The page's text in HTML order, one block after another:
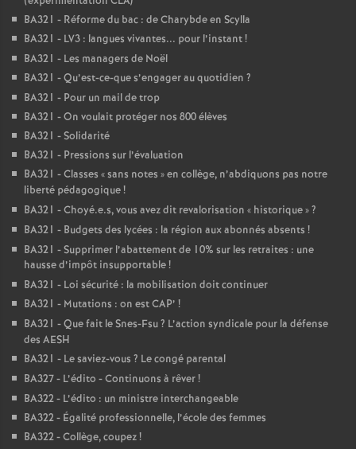
BA321 - Réforme du bac : de Charybde en Scylla
BA321 - LV3 : langues vivantes... pour l’instant!
BA321 - Les managers de Noël
BA321 - Qu’est-ce-que s’engager au quotidien ?
BA321 - Pour un mail de trop
BA321 - On voulait protéger nos 800 élèves
BA321 - Solidarité
BA321 - Pressions sur l’évaluation
BA321 - Classes «sans notes » en collège, n’abdiquons pas notre
liberté pédagogique!
BA321 - Choyé.e.s, vous avez dit revalorisation « historique»?
BA321 - Budgets des lycées : la région aux abonnés absents !
BA321 - Supprimer l’abattement de 10% sur les retraites : une
hausse d’impôt insupportable!
BA321 - Loi sécurité : la mobilisation doit continuer
BA321 - Mutations : on est CAP’ !
BA321 - Que fait le Snes-Fsu? L’action syndicale pour la défense
des AESH
BA321 - Le saviez-vous ? Le congé parental
BA327 - L’édito - Continuons à rêver!
BA322 - L’édito : un ministre interchangeable
BA322 - Égalité professionnelle, l’école des femmes
BA322 - Collège, coupez!